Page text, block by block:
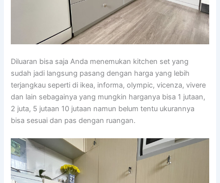
Diluaran bisa saja Anda menemukan kitchen set yang
sudah jadi langsung pasang dengan harga yang lebih
terjangkau seperti di ikea, informa, olympic, vicenza, vivere
dan lain sebagainya yang mungkin harganya bisa 1 jutaan,
2 juta, 5 jutaan 10 jutaan namun belum tentu ukurannya
bisa sesuai dan pas dengan ruangan.